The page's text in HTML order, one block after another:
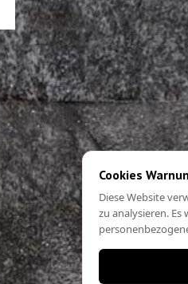
Cookies
Diese Website
zu analysieren. Es